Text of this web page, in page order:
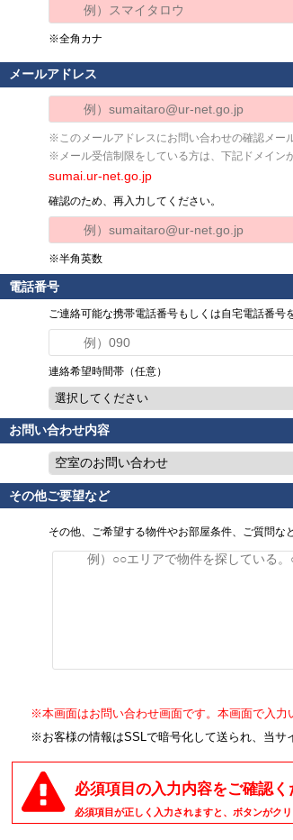
※全角カナ
メールアドレス
※このメールアドレスにお問い合わせの確認メー
※メール受信制限をしている方は、下記ドメイン
sumai.ur-net.go.jp
確認のため、再入力してください。
※半角英数
電話番号
ご連絡可能な携帯電話番号もしくは自宅電話番
連絡希望時間帯（任意）
選択してください
お問い合わせ内容
空室のお問い合わせ
その他ご要望など
その他、ご希望する物件やお部屋条件、ご質問な
※本画面はお問い合わせ画面です。本画面で入力
※お客様の情報はSSLで暗号化して送られ、当サ
必須項目の入力内容をご確認く
必須項目が正しく入力されますと、ボタンがクリ